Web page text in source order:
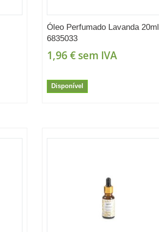
Óleo Perfumado Lavanda 20ml
6835033
1,96 €sem IVA
Disponível